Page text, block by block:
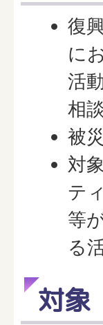
復
に
活
相
被
対
テ
等
る
対象